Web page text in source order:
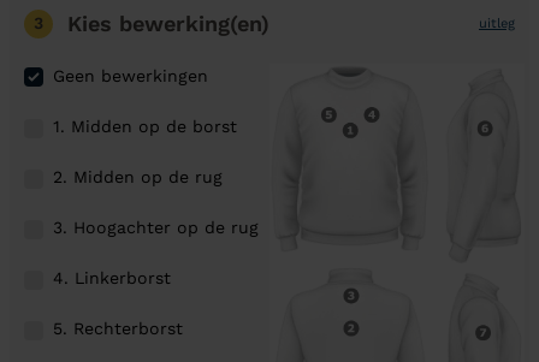
3 Kies bewerking(en) uitleg
Geen bewerkingen
1. Midden op de borst
2. Midden op de rug
3. Hoogachter op de rug
4. Linkerborst
5. Rechterborst